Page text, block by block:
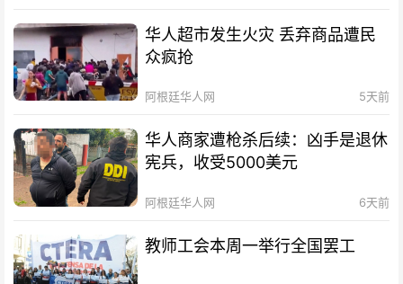
华人超市发生火灾 丢弃商品遭民
众疯抢
阿根廷华人网 5天前
华人商家遭枪杀后续：凶手是退休
宪兵，收受5000美元
阿根廷华人网 6天前
教师工会本周一举行全国罢工